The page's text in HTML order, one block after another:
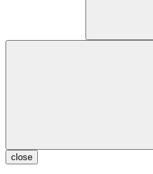
close